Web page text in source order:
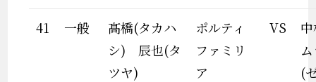
41 一般
髙橋(タカハ
シ) 辰也(タ
ツヤ)
ポルティ
ファミリ
ア
VS
(